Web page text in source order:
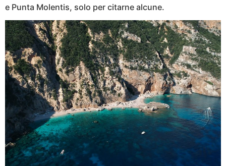
e Punta Molentis, solo per citarne alcune.